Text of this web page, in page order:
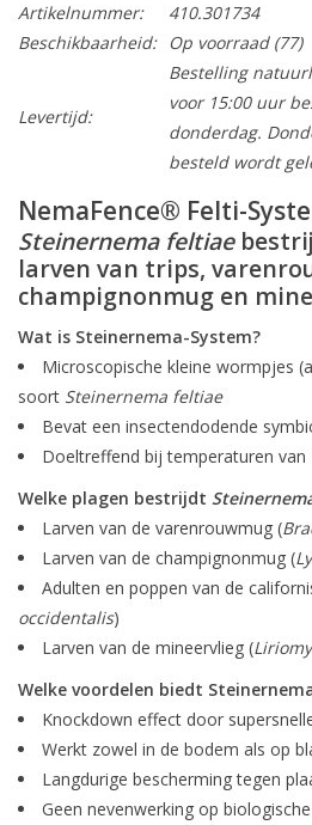
Artikelnummer:
410.301734
Beschikbaarheid:
Op voorraad(77)
Levertijd:
Bestelling
voor 15:00 uur
donderdag.
besteld wordt
NemaFence® Felti-
Steinernema feltiae
larven van trips,
champignonmug en
Wat is Steinernema-System?
Microscopische kleine wormpjes
soort Steinernema feltiae
Bevat een insectendodende
Doeltreffend bij temperaturen van
Welke plagen bestrijdt
Larven van de varenrouwmug (
Larven van de champignonmug (
Adulten en poppen van de
occidentalis)
Larven van de mineervlieg (
Welke voordelen biedt
Knockdown effect door
Werkt zowel in de bodem als op
Langdurige bescherming tegen
Geen nevenwerking op